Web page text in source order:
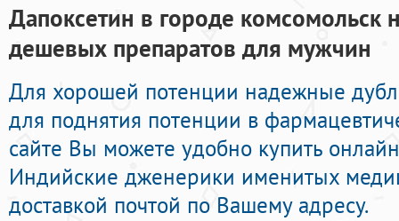
Дапоксетин в городе комсомольск
дешевых препаратов для мужчин
Для хорошей потенции надежные
для поднятия потенции в
сайте Вы можете удобно купить
Индийские дженерики именитых
доставкой почтой по Вашему адресу.